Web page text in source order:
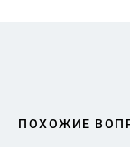
ПОХОЖИЕ